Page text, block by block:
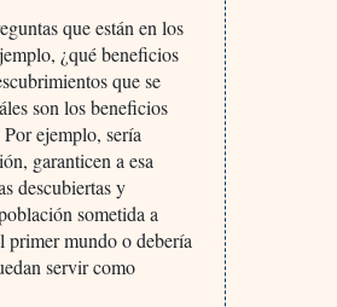
que están en los
¿qué beneficios
que se
son los beneficios
ejemplo, sería
garanticen a esa
descubiertas y
sometida a
primer mundo o debería
servir como